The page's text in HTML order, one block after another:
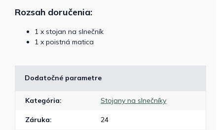
Rozsah doručenia:
1 x stojan na slnečník
1 x poistná matica
Dodatočné parametre
Kategória: Stojany na slnečníky
Záruka: 24